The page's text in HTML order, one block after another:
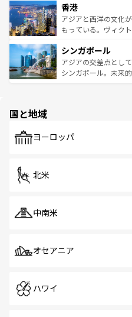
とつ。フォーやバイ
ひ現地で味わいたい
が旅行者を迎えてく
参照してほしい。
の活気が交差してい
帯で自然と触れ合い
いビーチでリゾート
激する。気候は一年
が待っている。親し
た文化、そして多様
香港
アジアと西洋の文化
もっている。ヴィク
み、どこを訪れても
ており、効率よく見
うな絶景から文化的
シンガポール
アジアの交差点とし
シンガポール。未来
で、ホーカーズは地
国と地域
ヨーロッパ
北米
中南米
オセアニア
ハワイ